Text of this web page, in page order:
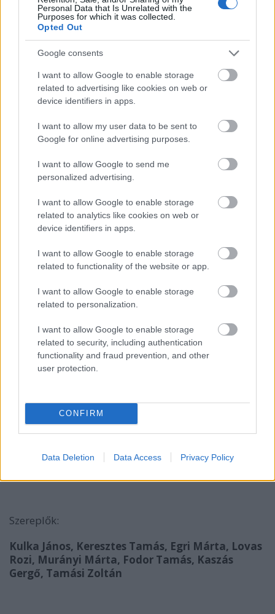
Personal Data that Is Unrelated with the
Purposes for which it was collected.
Opted Out
Google consents
I want to allow Google to enable storage
related to advertising like cookies on web or
device identifiers in apps.
I want to allow my user data to be sent to
Google for online advertising purposes.
I want to allow Google to send me
personalized advertising.
I want to allow Google to enable storage
related to analytics like cookies on web or
device identifiers in apps.
I want to allow Google to enable storage
related to functionality of the website or app.
I want to allow Google to enable storage
related to personalization.
I want to allow Google to enable storage
related to security, including authentication
functionality and fraud prevention, and other
user protection.
CONFIRM
Data Deletion Data Access Privacy Policy
Fotók: Takács Attila
Szereplők:
Kulka János, Keresztes Tamás, Egri Márta, Lovas
Rozi, Murányi Márta, Fodor Tamás, Kaszás
Gergő, Tamási Zoltán